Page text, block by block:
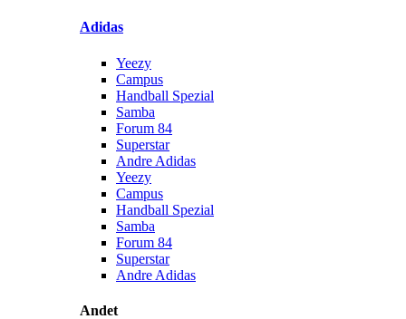
Adidas
Yeezy
Campus
Handball Spezial
Samba
Forum 84
Superstar
Andre Adidas
Yeezy
Campus
Handball Spezial
Samba
Forum 84
Superstar
Andre Adidas
Andet